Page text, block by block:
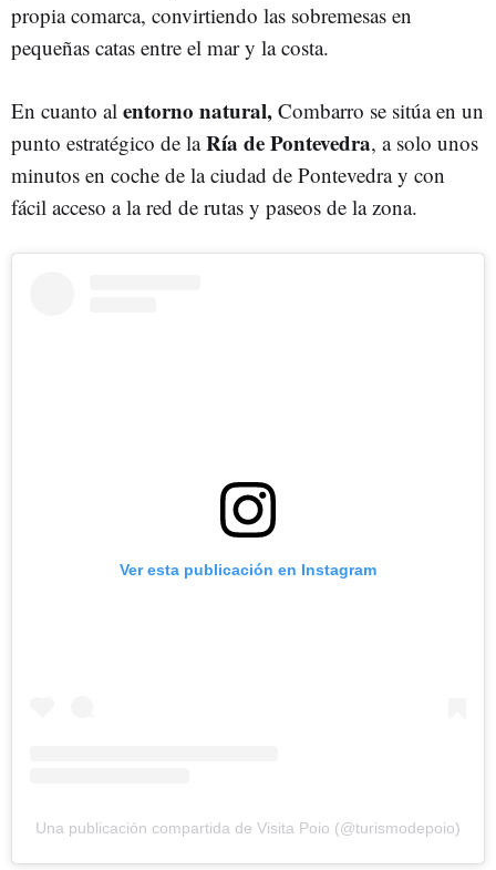
propia comarca, convirtiendo las sobremesas en
pequeñas catas entre el mar y la costa.
En cuanto al entorno natural, Combarro se sitúa en un
punto estratégico de laRía de Pontevedra, a solo unos
minutos en coche de la ciudad de Pontevedra y con
fácil acceso a la red de rutas y paseos de la zona.
Ver esta publicación en Instagram
Una publicación compartida de Visita Poio (@turismodepoio)